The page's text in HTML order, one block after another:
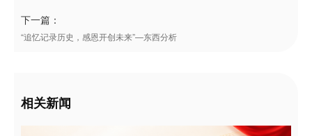
下一篇：
“追忆记录历史，感恩开创未来”—东西分析
相关新闻